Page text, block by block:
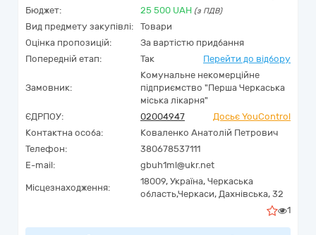
Бюджет: 25 500 UAH (з ПДВ)
Вид предмету закупівлі:
Товари
Оцінка пропозицій:
За вартістю придбання
Попередній етап:
Так Перейти до відбору
Замовник:
Комунальне некомерційне
підприємство "Перша Черкаська
міська лікарня"
ЄДРПОУ:
02004947
Досьє YouControl
Контактна особа:
Коваленко Анатолій Петрович
Телефон:
380678537111
E-mail:
gbuh1ml@ukr.net
Місцезнаходження:
18009, Україна, Черкаська
область,Черкаси, Дахнівська, 32
1